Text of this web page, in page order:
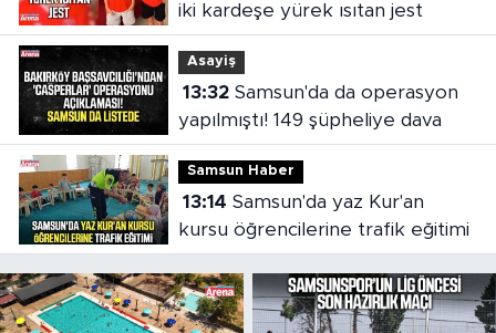
iki kardeşe yürek ısıtan jest
Asayiş
13:32Samsun'da da operasyon
yapılmıştı! 149 şüpheliye dava
Samsun Haber
13:14
kursu öğrencilerine trafik eğitimi